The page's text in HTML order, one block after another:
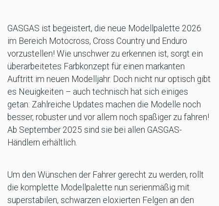
GASGAS ist begeistert, die neue Modellpalette 2026
im Bereich Motocross, Cross Country und Enduro
vorzustellen! Wie unschwer zu erkennen ist, sorgt ein
überarbeitetes Farbkonzept für einen markanten
Auftritt im neuen Modelljahr. Doch nicht nur optisch gibt
es Neuigkeiten – auch technisch hat sich einiges
getan: Zahlreiche Updates machen die Modelle noch
besser, robuster und vor allem noch spaßiger zu fahren!
Ab September 2025 sind sie bei allen GASGAS-
Händlern erhältlich.
Um den Wünschen der Fahrer gerecht zu werden, rollt
die komplette Modellpalette nun serienmäßig mit
superstabilen, schwarzen eloxierten Felgen an den